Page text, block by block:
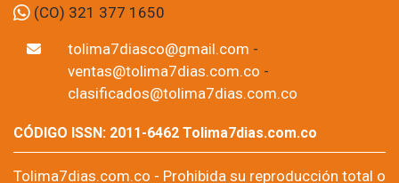
(CO) 321 377 1650
tolima7diasco@gmail.com -
ventas@tolima7dias.com.co -
clasificados@tolima7dias.com.co
CÓDIGO ISSN: 2011-6462 Tolima7dias.com.co
Tolima7dias.com.co - Prohibida su reproducción total o